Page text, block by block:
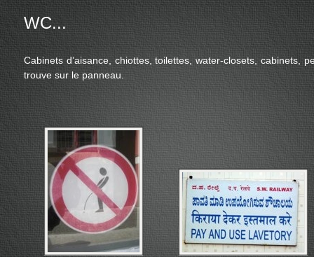
WC...
Cabinets d’aisance, chiottes, toilettes, water-closets, cabinets,
trouve sur le panneau.